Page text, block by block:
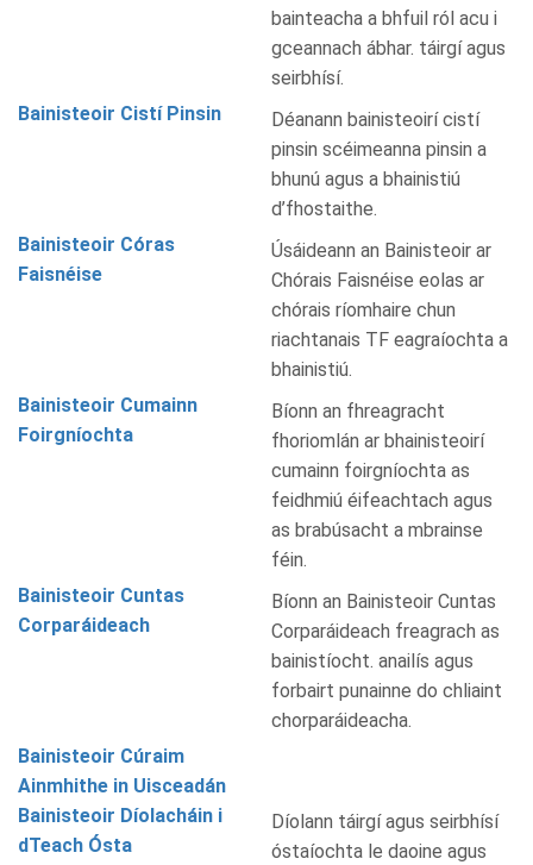
bainteacha a bhfuil ról acu i
gceannach ábhar. táirgí agus
seirbhísí.
Bainisteoir Cistí Pinsin
Déanann bainisteoirí cistí
pinsin scéimeanna pinsin a
bhunú agus a bhainistiú
d’fhostaithe.
Bainisteoir Córas
Faisnéise
Úsáideann an Bainisteoir ar
Chórais Faisnéise eolas ar
chórais ríomhaire chun
riachtanais TF eagraíochta a
bhainistiú.
Bainisteoir Cumainn
Foirgníochta
Bíonn an fhreagracht
fhoriomlán ar bhainisteoirí
cumainn foirgníochta as
feidhmiú éifeachtach agus
as brabúsacht a mbrainse
féin.
Bainisteoir Cuntas
Corparáideach
Bíonn an Bainisteoir Cuntas
Corparáideach freagrach as
bainistíocht. anailís agus
forbairt punainne do chliaint
chorparáideacha.
Bainisteoir Cúraim
Ainmhithe in Uisceadán
Bainisteoir Díolacháin i
dTeach Ósta
Díolann táirgí agus seirbhísí
óstaíochta le daoine agus